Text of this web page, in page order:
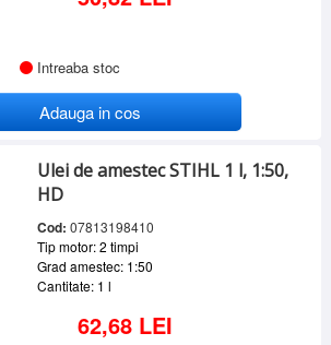
Intreaba stoc
Adauga in cos
Ulei de amestec STIHL 1 l, 1:50,
HD
Cod: 07813198410
Tip motor: 2 timpi
Grad amestec: 1:50
Cantitate: 1 l
62,68 LEI